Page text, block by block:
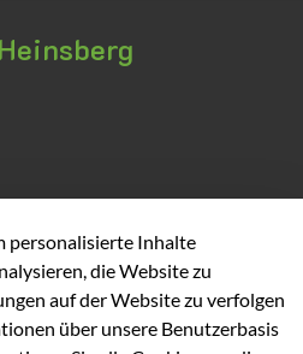
personalisierte Inhalte
die Website zu
auf der Website zu verfolgen
über unsere Benutzerbasis